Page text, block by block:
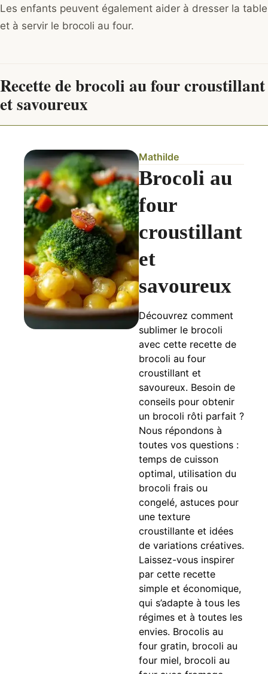
Les enfants peuvent également aider à dresser la table
et à servir le brocoli au four.
Recette de brocoli au four croustillant
et savoureux
Mathilde
Brocoli au
four
croustillant
et
savoureux
Découvrez comment
sublimer le brocoli
avec cette recette de
brocoli au four
croustillant et
savoureux. Besoin de
conseils pour obtenir
un brocoli rôti parfait ?
Nous répondons à
toutes vos questions :
temps de cuisson
optimal, utilisation du
brocoli frais ou
congelé, astuces pour
une texture
croustillante et idées
de variations créatives.
Laissez-vous inspirer
par cette recette
simple et économique,
qui s’adapte à tous les
régimes et à toutes les
envies. Brocolis au
four gratin, brocoli au
four miel, brocoli au